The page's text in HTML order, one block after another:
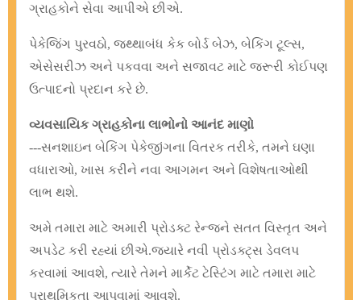
ગ્રાહકોને સેવા આપીએ છીએ.
પેકેજિંગ પુરવઠો, જથ્થાબંધ કેક બોર્ડ બેઝ, બેકિંગ ટૂલ્સ,
એસેસરીઝ અને પકવવા અને સજાવટ માટે જરૂરી કોઈપણ
ઉત્પાદનો પ્રદાન કરે છે.
વ્યવસાયિક ગ્રાહકોના લાભોનો આનંદ માણો
---સનશાઇન બેકિંગ પેકેજીંગના વિતરક તરીકે, તમને ઘણા
વધારાઓ, ખાસ કરીને નવા આગમન અને વિશેષતાઓથી
લાભ થશે.
અમે તમારા માટે અમારી પ્રોડક્ટ રેન્જને સતત વિસ્તૃત અને
અપડેટ કરી રહ્યાં છીએ.જ્યારે નવી પ્રોડક્ટ્સ ડેવલપ
કરવામાં આવશે, ત્યારે તેમને માર્કેટ ટેસ્ટિંગ માટે તમારા માટે
પ્રાથમિકતા આપવામાં આવશે.